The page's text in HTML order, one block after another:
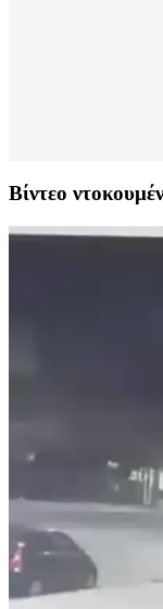
Βίντεο
Πρόγραμμα